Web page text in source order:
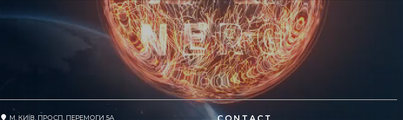
М. КИЇВ, ПРОСП. ПЕРЕМОГИ 5А